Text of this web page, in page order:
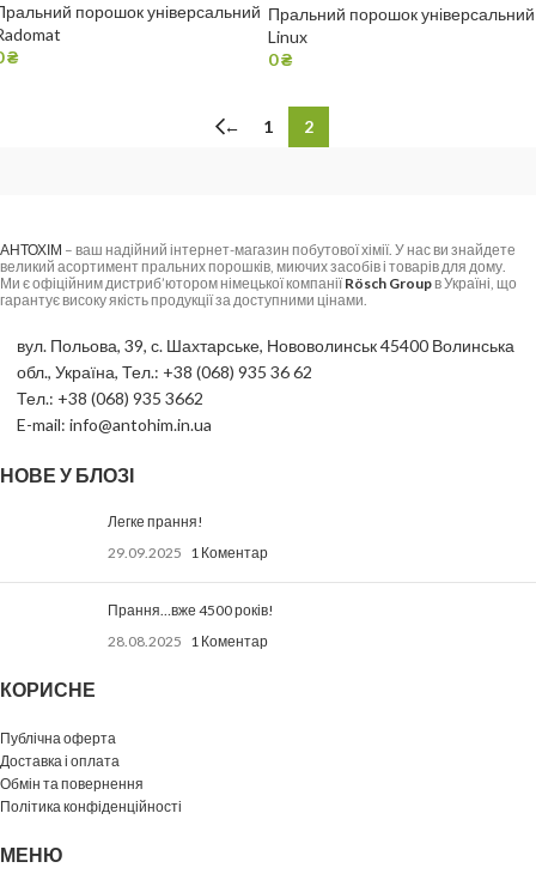
порошок універсальний
₴
Пральний порошок універсальний
Linux
0₴
← 1 2
АНТОХІМ – ваш надійний інтернет-магазин побутової хімії. У нас ви знайдете
великий асортимент пральних порошків, миючих засобів і товарів для дому.
Ми є офіційним дистриб’ютором німецької компаніїRösch Groupв Україні, що
гарантує високу якість продукції за доступними цінами.
вул. Польова, 39, с. Шахтарське, Нововолинськ 45400 Волинська
обл., Україна, Тел.: +38 (068) 935 36 62
Тел.: +38 (068) 935 3662
E-mail: info@antohim.in.ua
НОВЕ У БЛОЗІ
Легке прання!
29.09.2025 1 Коментар
Прання…вже 4500 років!
28.08.2025 1 Коментар
КОРИСНЕ
Публічна оферта
Доставка і оплата
Обмін та повернення
Політика конфіденційності
МЕНЮ